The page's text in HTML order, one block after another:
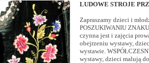
LUDOWE STROJE
Zapraszamy dzieci i
POSZUKIWANIU
czynna jest i zajęcia
obejrzeniu wystawy,
wystawie.
wystawy, dzieci malują